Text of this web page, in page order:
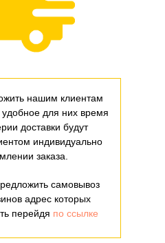
нашим клиентам
удобное для них время
доставки будут
индивидуально
заказа.
самовывоз
адрес которых
перейдя по ссылке